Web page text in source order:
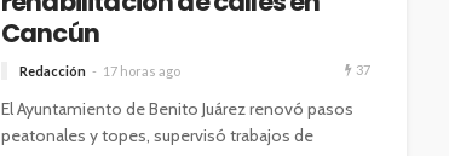
Cancún
Redacción 17 horas ago 37
El Ayuntamiento de Benito Juárez renovó pasos
peatonales y topes, supervisó trabajos de